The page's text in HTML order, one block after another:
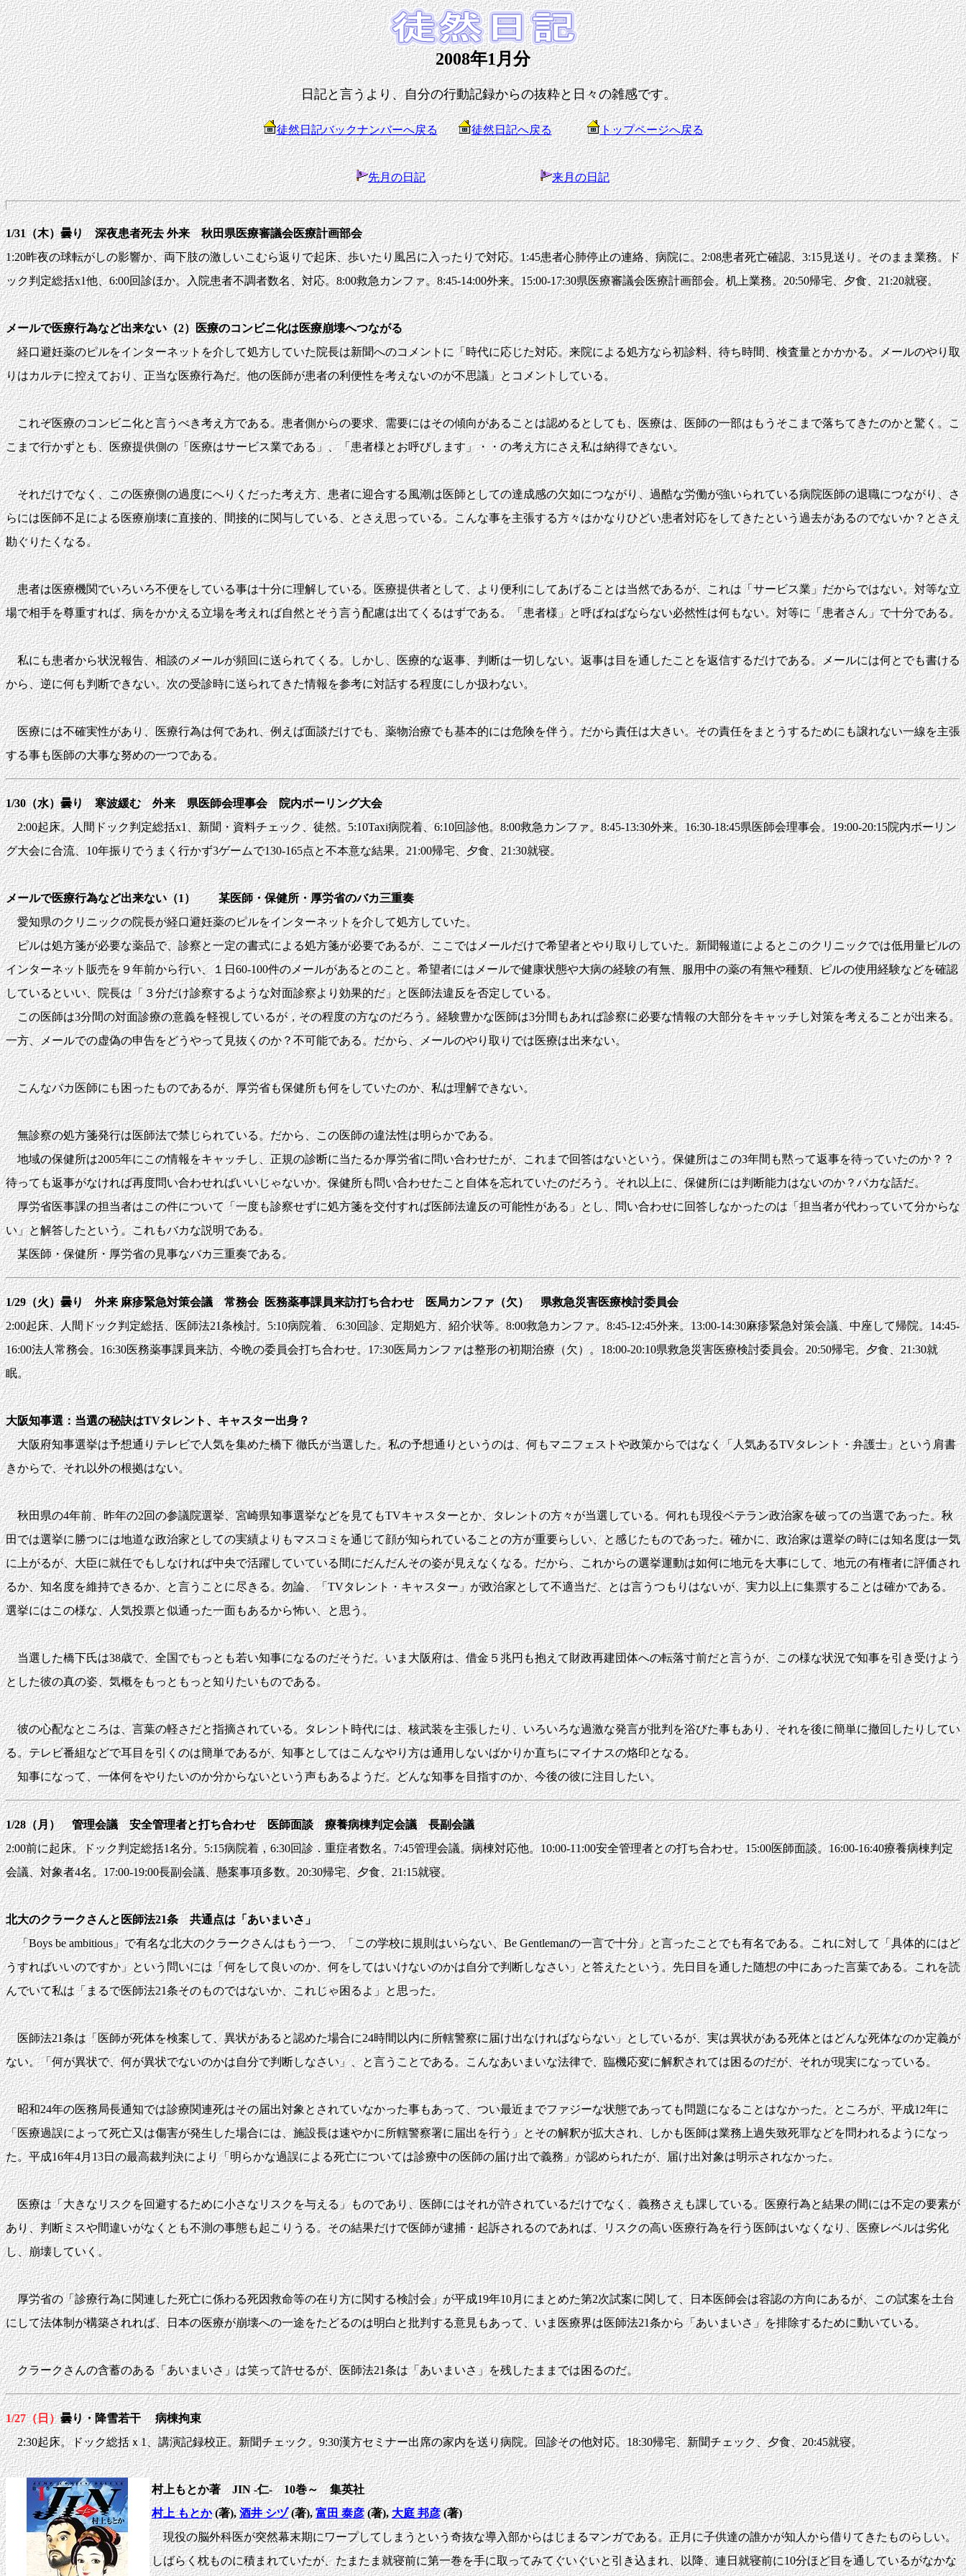
2008年1月分
日記と言うより、自分の行動記録からの抜粋と日々の雑感です。
徒然日記バックナンバーへ戻る 徒然日記へ戻る トップページへ戻る
先月の日記 来月の日記
1/31（木）曇り 深夜患者死去外来 秋田県医療審議会医療計画部会
1:20昨夜の球転がしの影響か、両下肢の激しいこむら返りで起床、歩いたり風呂に入ったりで対応。1:45患者心肺停止の連絡、病院に。2:08患者死亡確認、3:15見送り。そのまま業務。ド
ック判定総括x1他、6:00回診ほか。入院患者不調者数名、対応。8:00救急カンファ。8:45-14:00外来。15:00-17:30県医療審議会医療計画部会。机上業務。20:50帰宅、夕食、21:20就寝。
メールで医療行為など出来ない（2）医療のコンビニ化は医療崩壊へつながる
経口避妊薬のピルをインターネットを介して処方していた院長は新聞へのコメントに「時代に応じた対応。来院による処方なら初診料、待ち時間、検査量とかかかる。メールのやり取
りはカルテに控えており、正当な医療行為だ。他の医師が患者の利便性を考えないのが不思議」とコメントしている。
これぞ医療のコンビニ化と言うべき考え方である。患者側からの要求、需要にはその傾向があることは認めるとしても、医療は、医師の一部はもうそこまで落ちてきたのかと驚く。こ
こまで行かずとも、医療提供側の「医療はサービス業である」、「患者様とお呼びします」・・の考え方にさえ私は納得できない。
それだけでなく、この医療側の過度にへりくだった考え方、患者に迎合する風潮は医師としての達成感の欠如につながり、過酷な労働が強いられている病院医師の退職につながり、さ
らには医師不足による医療崩壊に直接的、間接的に関与している、とさえ思っている。こんな事を主張する方々はかなりひどい患者対応をしてきたという過去があるのでないか？とさえ
勘ぐりたくなる。
患者は医療機関でいろいろ不便をしている事は十分に理解している。医療提供者として、より便利にしてあげることは当然であるが、これは「サービス業」だからではない。対等な立
場で相手を尊重すれば、病をかかえる立場を考えれば自然とそう言う配慮は出てくるはずである。「患者様」と呼ばねばならない必然性は何もない。対等に「患者さん」で十分である。
私にも患者から状況報告、相談のメールが頻回に送られてくる。しかし、医療的な返事、判断は一切しない。返事は目を通したことを返信するだけである。メールには何とでも書ける
から、逆に何も判断できない。次の受診時に送られてきた情報を参考に対話する程度にしか扱わない。
医療には不確実性があり、医療行為は何であれ、例えば面談だけでも、薬物治療でも基本的には危険を伴う。だから責任は大きい。その責任をまとうするためにも譲れない一線を主張
する事も医師の大事な努めの一つである。
1/30（水）曇り 寒波緩む 外来 県医師会理事会 院内ボーリング大会
2:00起床。人間ドック判定総括x1、新聞・資料チェック、徒然。5:10Taxi病院着、6:10回診他。8:00救急カンファ。8:45-13:30外来。16:30-18:45県医師会理事会。19:00-20:15院内ボーリン
グ大会に合流、10年振りでうまく行かず3ゲームで130-165点と不本意な結果。21:00帰宅、夕食、21:30就寝。
メールで医療行為など出来ない（1） 某医師・保健所・厚労省のバカ三重奏
愛知県のクリニックの院長が経口避妊薬のピルをインターネットを介して処方していた。
ピルは処方箋が必要な薬品で、診察と一定の書式による処方箋が必要であるが、ここではメールだけで希望者とやり取りしていた。新聞報道によるとこのクリニックでは低用量ピルの
インターネット販売を９年前から行い、１日60-100件のメールがあるとのこと。希望者にはメールで健康状態や大病の経験の有無、服用中の薬の有無や種類、ピルの使用経験などを確認
しているといい、院長は「３分だけ診察するような対面診察より効果的だ」と医師法違反を否定している。
この医師は3分間の対面診療の意義を軽視しているが，その程度の方なのだろう。経験豊かな医師は3分間もあれば診察に必要な情報の大部分をキャッチし対策を考えることが出来る。
一方、メールでの虚偽の申告をどうやって見抜くのか？不可能である。だから、メールのやり取りでは医療は出来ない。
こんなバカ医師にも困ったものであるが、厚労省も保健所も何をしていたのか、私は理解できない。
無診察の処方箋発行は医師法で禁じられている。だから、この医師の違法性は明らかである。
地域の保健所は2005年にこの情報をキャッチし、正規の診断に当たるか厚労省に問い合わせたが、これまで回答はないという。保健所はこの3年間も黙って返事を待っていたのか？？
待っても返事がなければ再度問い合わせればいいじゃないか。保健所も問い合わせたこと自体を忘れていたのだろう。それ以上に、保健所には判断能力はないのか？バカな話だ。
厚労省医事課の担当者はこの件について「一度も診察せずに処方箋を交付すれば医師法違反の可能性がある」とし、問い合わせに回答しなかったのは「担当者が代わっていて分からな
い」と解答したという。これもバカな説明である。
某医師・保健所・厚労省の見事なバカ三重奏である。
1/29（火）曇り 外来麻疹緊急対策会議 常務会 医務薬事課員来訪打ち合わせ 医局カンファ（欠） 県救急災害医療検討委員会
2:00起床、人間ドック判定総括、医師法21条検討。5:10病院着、 6:30回診、定期処方、紹介状等。8:00救急カンファ。8:45-12:45外来。13:00-14:30麻疹緊急対策会議、中座して帰院。14:45-
16:00法人常務会。16:30医務薬事課員来訪、今晩の委員会打ち合わせ。17:30医局カンファは整形の初期治療（欠）。18:00-20:10県救急災害医療検討委員会。20:50帰宅。夕食、21:30就
眠。
大阪知事選：当選の秘訣はTVタレント、キャスター出身？
大阪府知事選挙は予想通りテレビで人気を集めた橋下 徹氏が当選した。私の予想通りというのは、何もマニフェストや政策からではなく「人気あるTVタレント・弁護士」という肩書
きからで、それ以外の根拠はない。
秋田県の4年前、昨年の2回の参議院選挙、宮崎県知事選挙などを見てもTVキャスターとか、タレントの方々が当選している。何れも現役ベテラン政治家を破っての当選であった。秋
田では選挙に勝つには地道な政治家としての実績よりもマスコミを通じて顔が知られていることの方が重要らしい、と感じたものであった。確かに、政治家は選挙の時には知名度は一気
に上がるが、大臣に就任でもしなければ中央で活躍していている間にだんだんその姿が見えなくなる。だから、これからの選挙運動は如何に地元を大事にして、地元の有権者に評価され
るか、知名度を維持できるか、と言うことに尽きる。勿論、「TVタレント・キャスター」が政治家として不適当だ、とは言うつもりはないが、実力以上に集票することは確かである。
選挙にはこの様な、人気投票と似通った一面もあるから怖い、と思う。
当選した橋下氏は38歳で、全国でもっとも若い知事になるのだそうだ。いま大阪府は、借金５兆円も抱えて財政再建団体への転落寸前だと言うが、この様な状況で知事を引き受けよう
とした彼の真の姿、気概をもっともっと知りたいものである。
彼の心配なところは、言葉の軽さだと指摘されている。タレント時代には、核武装を主張したり、いろいろな過激な発言が批判を浴びた事もあり、それを後に簡単に撤回したりしてい
る。テレビ番組などで耳目を引くのは簡単であるが、知事としてはこんなやり方は通用しないばかりか直ちにマイナスの烙印となる。
知事になって、一体何をやりたいのか分からないという声もあるようだ。どんな知事を目指すのか、今後の彼に注目したい。
1/28（月） 管理会議 安全管理者と打ち合わせ 医師面談 療養病棟判定会議 長副会議
2:00前に起床。ドック判定総括1名分。5:15病院着，6:30回診．重症者数名。7:45管理会議。病棟対応他。10:00-11:00安全管理者との打ち合わせ。15:00医師面談。16:00-16:40療養病棟判定
会議、対象者4名。17:00-19:00長副会議、懸案事項多数。20:30帰宅、夕食、21:15就寝。
北大のクラークさんと医師法21条 共通点は「あいまいさ」
「Boys be ambitious」で有名な北大のクラークさんはもう一つ、「この学校に規則はいらない、Be Gentlemanの一言で十分」と言ったことでも有名である。これに対して「具体的にはど
うすればいいのですか」という問いには「何をして良いのか、何をしてはいけないのかは自分で判断しなさい」と答えたという。先日目を通した随想の中にあった言葉である。これを読
んでいて私は「まるで医師法21条そのものではないか、これじゃ困るよ」と思った。
医師法21条は「医師が死体を検案して、異状があると認めた場合に24時間以内に所轄警察に届け出なければならない」としているが、実は異状がある死体とはどんな死体なのか定義が
ない。「何が異状で、何が異状でないのかは自分で判断しなさい」、と言うことである。こんなあいまいな法律で、臨機応変に解釈されては困るのだが、それが現実になっている。
昭和24年の医務局長通知では診療関連死はその届出対象とされていなかった事もあって、つい最近までファジーな状態であっても問題になることはなかった。ところが、平成12年に
「医療過誤によって死亡又は傷害が発生した場合には、施設長は速やかに所轄警察署に届出を行う」とその解釈が拡大され、しかも医師は業務上過失致死罪などを問われるようになっ
た。平成16年4月13日の最高裁判決により「明らかな過誤による死亡については診療中の医師の届け出で義務」が認められたが、届け出対象は明示されなかった。
医療は「大きなリスクを回避するために小さなリスクを与える」ものであり、医師にはそれが許されているだけでなく、義務さえも課している。医療行為と結果の間には不定の要素が
あり、判断ミスや間違いがなくとも不測の事態も起こりうる。その結果だけで医師が逮捕・起訴されるのであれば、リスクの高い医療行為を行う医師はいなくなり、医療レベルは劣化
し、崩壊していく。
厚労省の「診療行為に関連した死亡に係わる死因救命等の在り方に関する検討会」が平成19年10月にまとめた第2次試案に関して、日本医師会は容認の方向にあるが、この試案を土台
にして法体制が構築されれば、日本の医療が崩壊への一途をたどるのは明白と批判する意見もあって、いま医療界は医師法21条から「あいまいさ」を排除するために動いている。
クラークさんの含蓄のある「あいまいさ」は笑って許せるが、医師法21条は「あいまいさ」を残したままでは困るのだ。
1/27（日）曇り・降雪若干病棟拘束
2:30起床。ドック総括ｘ1、講演記録校正。新聞チェック。9:30漢方セミナー出席の家内を送り病院。回診その他対応。18:30帰宅、新聞チェック、夕食、20:45就寝。
村上もとか著 JIN -仁- 10巻～ 集英社
村上 もとか(著),酒井 シヅ(著),富田 泰彦(著),大庭 邦彦(著)
現役の脳外科医が突然幕末期にワープしてしまうという奇抜な導入部からはじまるマンガである。正月に子供達の誰かが知人から借りてきたものらしい。
しばらく枕ものに積まれていたが、たまたま就寝前に第一巻を手に取ってみてぐいぐいと引き込まれ、以降、連日就寝前に10分ほど目を通しているがなかな